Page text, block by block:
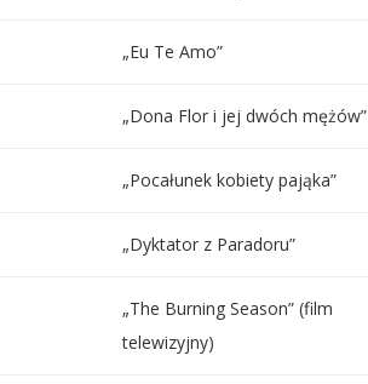
„Eu Te Amo”
„Dona Flor i jej dwóch mężów”
„Pocałunek kobiety pająka”
„Dyktator z Paradoru”
„The Burning Season” (film
telewizyjny)